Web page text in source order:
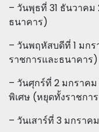
– วันพุธที่ 31 ธันวาค
ธนาคาร)
– วันพฤหัสบดีที่ 1 มก
ราชการและธนาคาร)
– วันศุกร์ที่ 2 มกราค
พิเศษ (หยุดทั้งราชกา
– วันเสาร์ที่ 3 มกรา